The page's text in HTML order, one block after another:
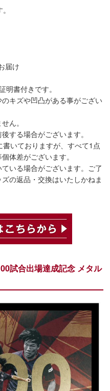
届け
明書付きです。
キズや凹凸がある事がござい
ん。
する場合がございます。
書いておりますが、すべて1点
体差がございます。
いる場合がございます。ご了
の返品・交換はいたしかねま
試合出場達成記念 メタル